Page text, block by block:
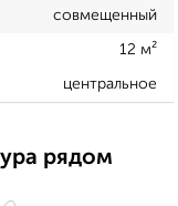
совмещенный
12 м²
центральное
рядом